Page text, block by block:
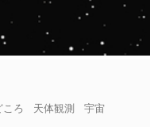
ろ 天体観測 宇宙